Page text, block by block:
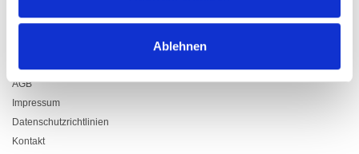
Ablehnen
Downloads
AGB
Impressum
Datenschutzrichtlinien
Kontakt